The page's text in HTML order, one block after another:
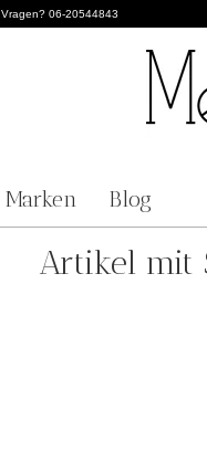
Vragen? 06-20544843
Marken Blog
Artikel mit